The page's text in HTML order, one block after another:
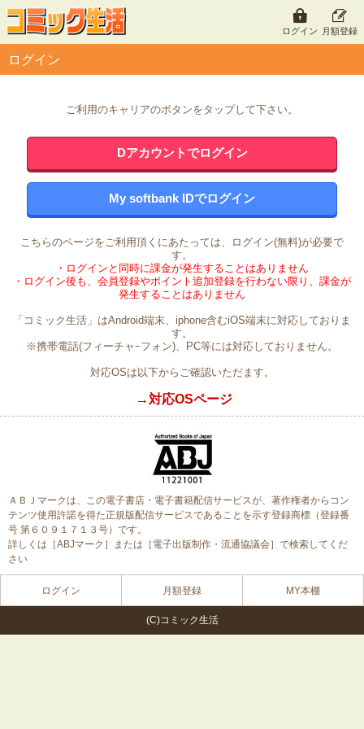
ログイン 月額登録
ログイン
ご利用のキャリアのボタンをタップして下さい。
Dアカウントでログイン
My softbank IDでログイン
こちらのページをご利用頂くにあたっては、ログイン(無料)が必要で
す。
・ログインと同時に課金が発生することはありません
・ログイン後も、会員登録やポイント追加登録を行わない限り、課金が
発生することはありません
「コミック生活」はAndroid端末、iphone含むiOS端末に対応しておりま
す。
※携帯電話(フィーチャｰフォン)、PC等には対応しておりません。
対応OSは以下からご確認いただます。
→対応OSページ
ＡＢＪマークは、この電子書店・電子書籍配信サービスが、著作権者からコン
テンツ使用許諾を得た正規版配信サービスであることを示す登録商標（登録番
号 第６０９１７１３号）です。
詳しくは［ABJマーク］または［電子出版制作・流通協議会］で検索してくだ
さい
ログイン 月額登録 MY本棚
(C)コミック生活